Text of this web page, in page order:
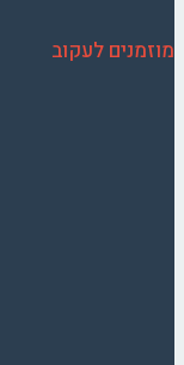
מוזמנים לעקוב